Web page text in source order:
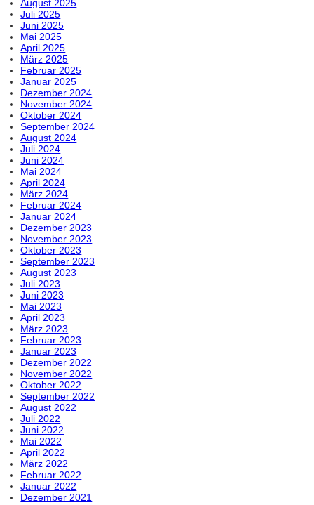
August 2025
Juli 2025
Juni 2025
Mai 2025
April 2025
März 2025
Februar 2025
Januar 2025
Dezember 2024
November 2024
Oktober 2024
September 2024
August 2024
Juli 2024
Juni 2024
Mai 2024
April 2024
März 2024
Februar 2024
Januar 2024
Dezember 2023
November 2023
Oktober 2023
September 2023
August 2023
Juli 2023
Juni 2023
Mai 2023
April 2023
März 2023
Februar 2023
Januar 2023
Dezember 2022
November 2022
Oktober 2022
September 2022
August 2022
Juli 2022
Juni 2022
Mai 2022
April 2022
März 2022
Februar 2022
Januar 2022
Dezember 2021